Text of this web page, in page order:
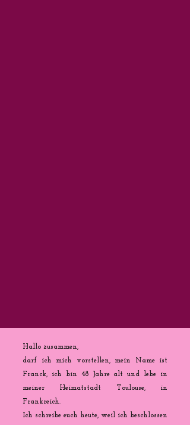
Hallo zusammen,
darf ich mich vorstellen, mein Name ist
Franck, ich bin 48 Jahre alt und lebe in
meiner Heimatstadt Toulouse, in
Frankreich.
Ich schreibe euch heute, weil ich beschlossen